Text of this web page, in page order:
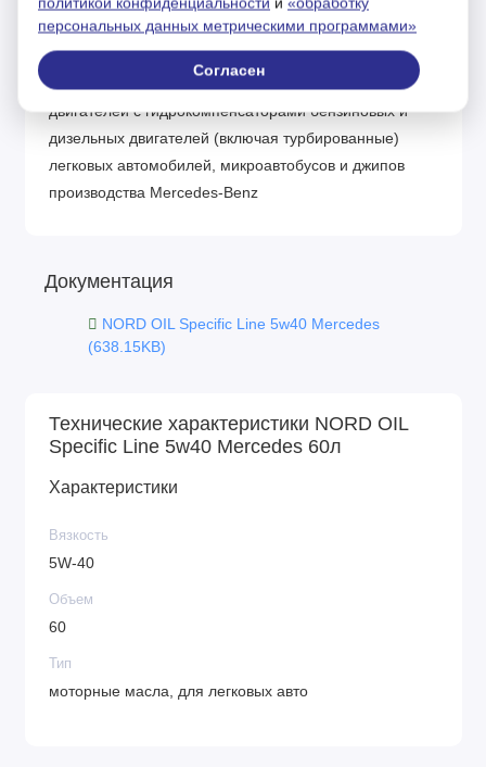
условиях эксплуатации, включая эксплуатацию
автотранспорта в городском цикле «Старт-Стоп».
Предназначено для современных многоклапанных
двигателей с гидрокомпенсаторами бензиновых и
дизельных двигателей (включая турбированные)
легковых автомобилей, микроавтобусов и джипов
производства Mercedes-Benz
Документация
NORD OIL Specific Line 5w40 Mercedes
(638.15KB)
Технические характеристики NORD OIL
Specific Line 5w40 Mercedes 60л
Характеристики
Вязкость
5W-40
Объем
60
Тип
моторные масла, для легковых авто
персональных данных метрическими программами»
Согласен